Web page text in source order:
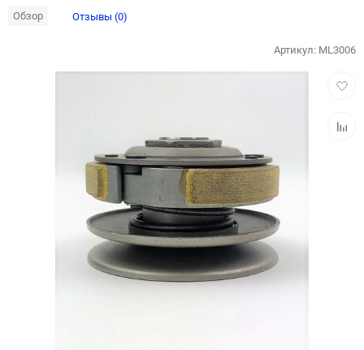
Обзор Отзывы (0)
Артикул: ML3006